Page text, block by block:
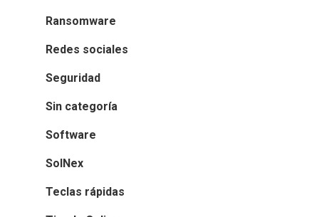
Ransomware
Redes sociales
Seguridad
Sin categoría
Software
SolNex
Teclas rápidas